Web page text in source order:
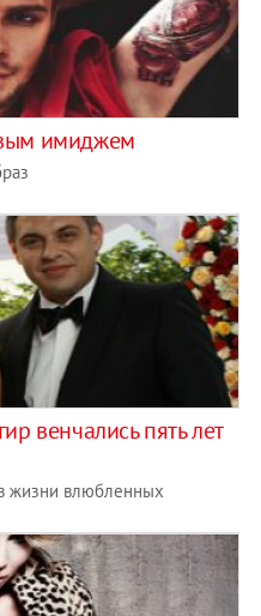
имиджем
венчались пять лет
жизни влюбленных